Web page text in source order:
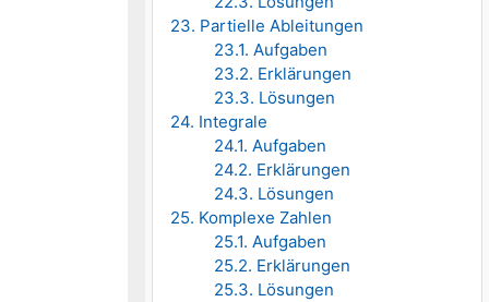
23. Partielle Ableitungen
23.1. Aufgaben
23.2. Erklärungen
23.3. Lösungen
24. Integrale
24.1. Aufgaben
24.2. Erklärungen
24.3. Lösungen
25. Komplexe Zahlen
25.1. Aufgaben
25.2. Erklärungen
25.3. Lösungen